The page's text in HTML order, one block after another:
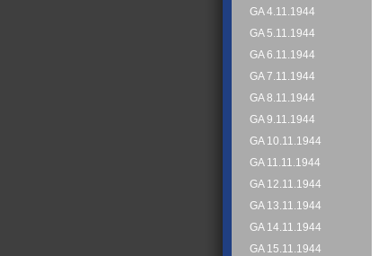
GA 4.11.1944
GA 5.11.1944
GA 6.11.1944
GA 7.11.1944
GA 8.11.1944
GA 9.11.1944
GA 10.11.1944
GA 11.11.1944
GA 12.11.1944
GA 13.11.1944
GA 14.11.1944
GA 15.11.1944